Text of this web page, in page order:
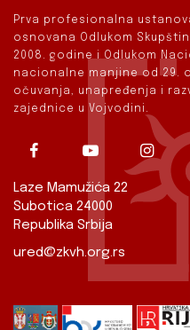
Prva profesionalna
osnovana Odlukom
2008. godine i Odlukom
nacionalne manjine od 29.
očuvanja, unapređenja i
zajednice u Vojvodini.
Laze Mamužića 22
Subotica 24000
Republika Srbija
ured@zkvh.org.rs